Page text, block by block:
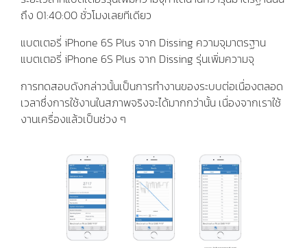
ถึง 01:40:00 ชั่วโมงเลยทีเดียว
แบตเตอรี่ iPhone 6S Plus จาก Dissing ความจุมาตรฐาน
แบตเตอรี่ iPhone 6S Plus จาก Dissing รุ่นเพิ่มความจุ
การทดสอบดังกล่าวนั้นเป็นการทำงานของระบบต่อเนื่องตลอด
เวลาซึ่งการใช้งานในสภาพจริงจะได้มากกว่านั้น เนื่องจากเราใช้
งานเครื่องแล้วเป็นช่วง ๆ